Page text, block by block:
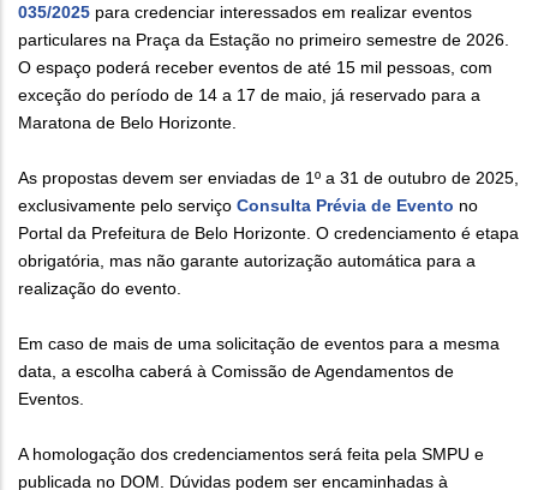
035/2025 para credenciar interessados em realizar eventos
particulares na Praça da Estação no primeiro semestre de 2026.
O espaço poderá receber eventos de até 15 mil pessoas, com
exceção do período de 14 a 17 de maio, já reservado para a
Maratona de Belo Horizonte.
As propostas devem ser enviadas de 1º a 31 de outubro de 2025,
exclusivamente pelo serviço Consulta Prévia de Evento no
Portal da Prefeitura de Belo Horizonte. O credenciamento é etapa
obrigatória, mas não garante autorização automática para a
realização do evento.
Em caso de mais de uma solicitação de eventos para a mesma
data, a escolha caberá à Comissão de Agendamentos de
Eventos.
A homologação dos credenciamentos será feita pela SMPU e
publicada no DOM. Dúvidas podem ser encaminhadas à